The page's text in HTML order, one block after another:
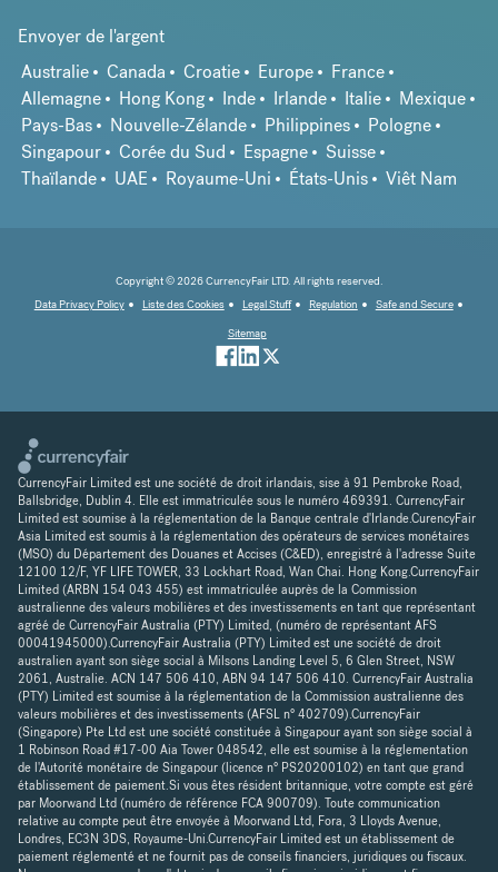
Envoyer de l'argent
Australie
Canada Croatie Europe
France
Allemagne
Hong Kong Inde Irlande Italie
Mexique
Pays-Bas
Nouvelle-Zélande Philippines
Pologne
Singapour
Corée du Sud Espagne
Suisse
Thaïlande
UAE Royaume-Uni États-Unis Viêt Nam
Copyright © 2026 CurrencyFair LTD. All rights reserved.
Data Privacy Policy
Liste des Cookies Legal Stuff Regulation
Safe and Secure
Sitemap
CurrencyFair Limited est une société de droit irlandais, sise à 91 Pembroke Road,
Ballsbridge, Dublin 4. Elle est immatriculée sous le numéro 469391. CurrencyFair
Limited est soumise à la réglementation de la Banque centrale d'Irlande.CurencyFair
Asia Limited est soumis à la réglementation des opérateurs de services monétaires
(MSO) du Département des Douanes et Accises (C&ED), enregistré à l'adresse Suite
12100 12/F, YF LIFE TOWER, 33 Lockhart Road, Wan Chai. Hong Kong.CurrencyFair
Limited (ARBN 154 043 455) est immatriculée auprès de la Commission
australienne des valeurs mobilières et des investissements en tant que représentant
agréé de CurrencyFair Australia (PTY) Limited, (numéro de représentant AFS
00041945000).CurrencyFair Australia (PTY) Limited est une société de droit
australien ayant son siège social à Milsons Landing Level 5, 6 Glen Street, NSW
2061, Australie. ACN 147 506 410, ABN 94 147 506 410. CurrencyFair Australia
(PTY) Limited est soumise à la réglementation de la Commission australienne des
valeurs mobilières et des investissements (AFSL n° 402709).CurrencyFair
(Singapore) Pte Ltd est une société constituée à Singapour ayant son siège social à
1 Robinson Road #17-00 Aia Tower 048542, elle est soumise à la réglementation
de l'Autorité monétaire de Singapour (licence n° PS20200102) en tant que grand
établissement de paiement.Si vous êtes résident britannique, votre compte est géré
par Moorwand Ltd (numéro de référence FCA 900709). Toute communication
relative au compte peut être envoyée à Moorwand Ltd, Fora, 3 Lloyds Avenue,
Londres, EC3N 3DS, Royaume-Uni.CurrencyFair Limited est un établissement de
paiement réglementé et ne fournit pas de conseils financiers, juridiques ou fiscaux.